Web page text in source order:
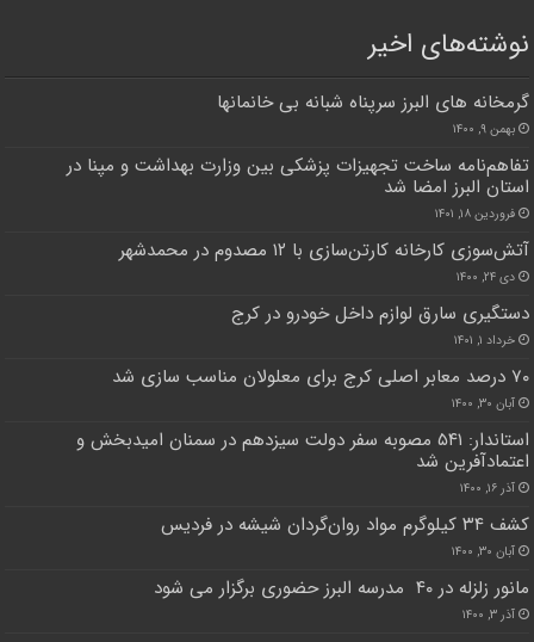
نوشته‌های اخیر
گرمخانه های البرز سرپناه شبانه بی خانمانها
بهمن ۹, ۱۴۰۰
تفاهم‌نامه ساخت تجهیزات پزشکی بین وزارت بهداشت و مپنا در
استان البرز امضا شد
فروردین ۱۸, ۱۴۰۱
آتش‌سوزی کارخانه کارتن‌سازی با ۱۲ مصدوم در محمدشهر
دی ۲۴, ۱۴۰۰
دستگیری سارق لوازم داخل خودرو در کرج
خرداد ۱, ۱۴۰۱
۷۰ درصد معابر اصلی کرج برای معلولان مناسب سازی شد
آبان ۳۰, ۱۴۰۰
استاندار: ۵۴١ مصوبه سفر دولت سیزدهم در سمنان امیدبخش و
اعتمادآفرین شد
آذر ۱۶, ۱۴۰۰
کشف ۳۴ کیلوگرم مواد روان‌گردان شیشه در فردیس
آبان ۳۰, ۱۴۰۰
مانور زلزله در ۴۰ مدرسه البرز حضوری برگزار می شود
آذر ۳, ۱۴۰۰